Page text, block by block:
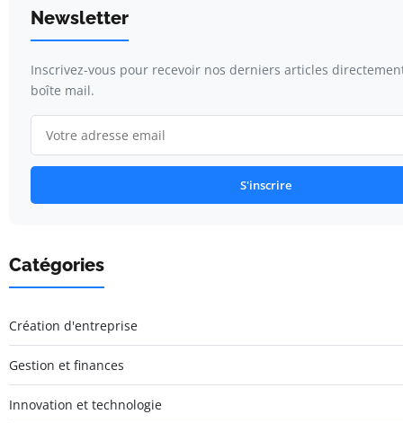
Newsletter
Inscrivez-vous pour recevoir nos derniers articles
boîte mail.
S'inscrire
Catégories
Création d'entreprise
Gestion et finances
Innovation et technologie